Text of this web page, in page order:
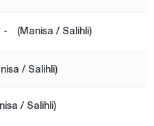
- (Manisa / Salihli)
/ Salihli)
/ Salihli)